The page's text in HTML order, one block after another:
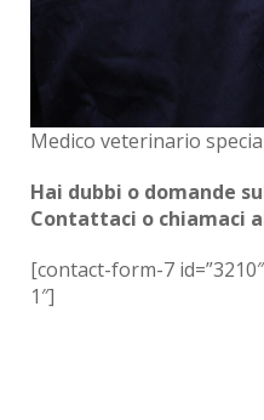
Medico veterinario
Hai dubbi o domande
Contattaci o chiamaci
[contact-form-7
1″]